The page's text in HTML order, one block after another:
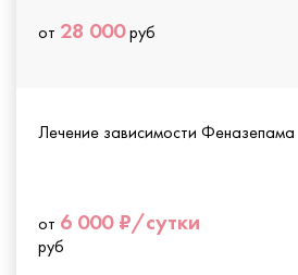
от 28 000руб
Лечение зависимости Феназепама
от 6 000 ₽/сутки
руб